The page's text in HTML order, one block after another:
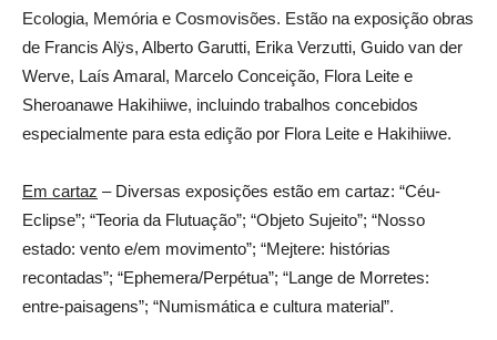
Ecologia, Memória e Cosmovisões. Estão na exposição obras
de Francis Alÿs, Alberto Garutti, Erika Verzutti, Guido van der
Werve, Laís Amaral, Marcelo Conceição, Flora Leite e
Sheroanawe Hakihiiwe, incluindo trabalhos concebidos
especialmente para esta edição por Flora Leite e Hakihiiwe.
Em cartaz – Diversas exposições estão em cartaz: “Céu-
Eclipse”; “Teoria da Flutuação”; “Objeto Sujeito”; “Nosso
estado: vento e/em movimento”; “Mejtere: histórias
recontadas”; “Ephemera/Perpétua”; “Lange de Morretes:
entre-paisagens”; “Numismática e cultura material”.